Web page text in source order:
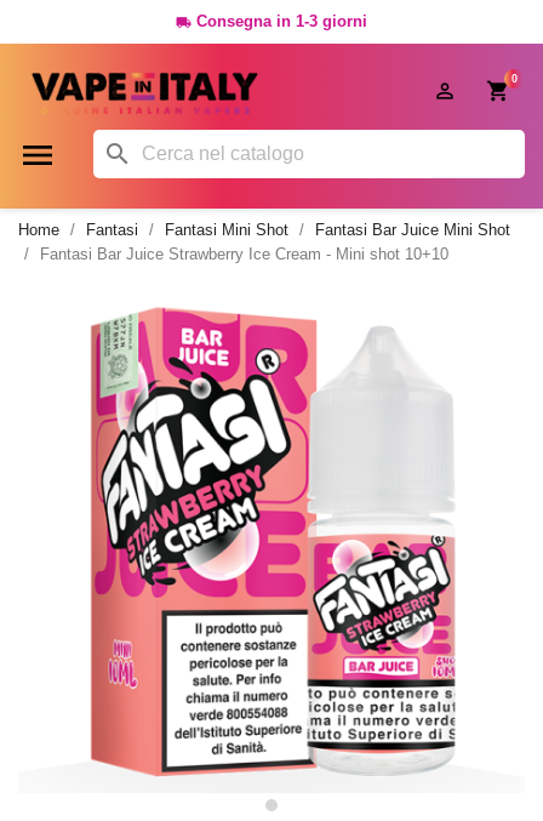
 Consegna in 1-3 giorni
0

 
Home Fantasi Fantasi Mini Shot
Fantasi Bar Juice Mini Shot
Fantasi Bar Juice Strawberry Ice Cream - Mini shot 10+10